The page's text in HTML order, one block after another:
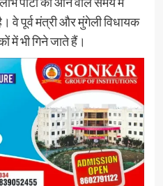
वे पूर्व मंत्री और मुंगेली विधायक
में भी गिने जाते हैं।